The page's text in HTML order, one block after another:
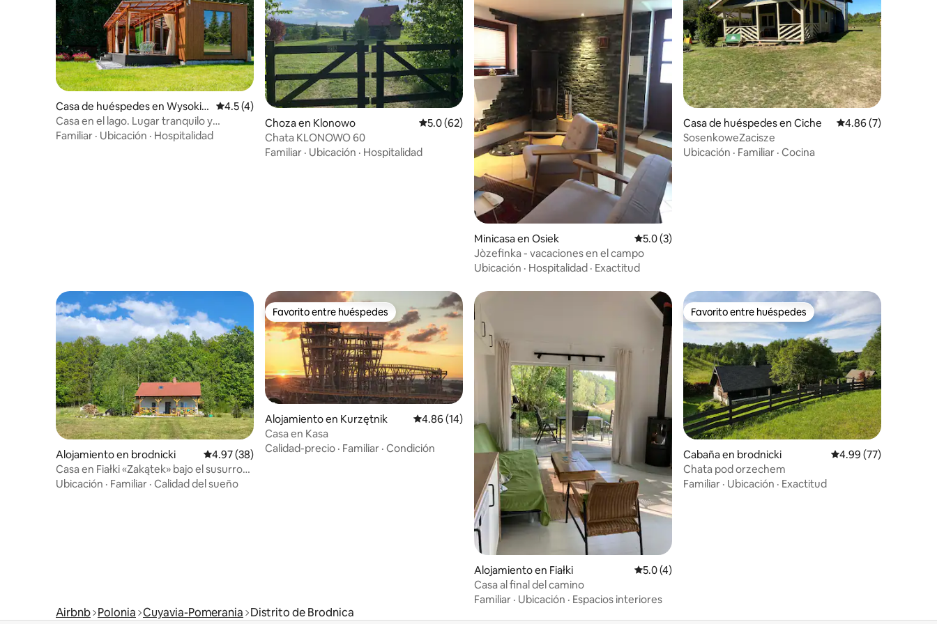
Casa de huéspedes en Wysokie
Brodno
Calificación promedio: 4.5 de 5, 4 reseñas
4.5 (4)
Casa en el lago. Lugar tranquilo y
pintoresco.
Familiar · Ubicación · Hospitalidad
Choza en Klonowo Calificación promedio: 5.0 de 5, 62 reseñas
5.0 (62)
Chata KLONOWO 60
Familiar · Ubicación · Hospitalidad
Minicasa en Osiek Calificación promedio: 5.0 de 5, 3 reseñas
5.0 (3)
Jòzefinka - vacaciones en el campo
Ubicación · Hospitalidad · Exactitud
Casa de huéspedes en Ciche Calificación
4.86 (7)
SosenkoweZacisze
Ubicación · Familiar · Cocina
Alojamiento en brodnicki Calificación promedio: 4.97 de 5, 38 reseñas
4.97 (38)
Casa en Fiałki «Zakątek» bajo el susurro
del bosque
Ubicación · Familiar · Calidad del sueño
Favorito entre huéspedes
Favorito entre huéspedes
Alojamiento en Kurzętnik Calificación promedio: 4.86 de 5, 14 reseñas
4.86 (14)
Casa en Kasa
Calidad-precio · Familiar · Condición
Alojamiento en Fiałki Calificación promedio: 5.0 de 5, 4 reseñas
5.0 (4)
Casa al final del camino
Familiar · Ubicación · Espacios interiores
Favorito entre huéspedes
Favorito entre huéspedes
Cabaña en brodnicki Calificación
4.99 (77)
Chata pod orzechem
Familiar · Ubicación · Exactitud
Airbnb Polonia Cuyavia-Pomerania Distrito de Brodnica